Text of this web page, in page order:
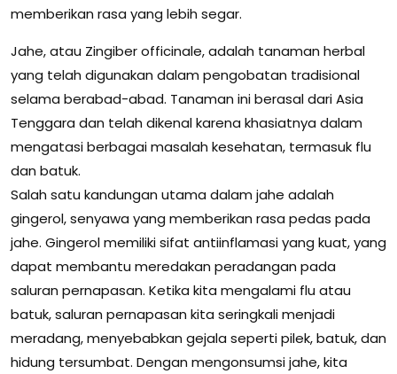
memberikan rasa yang lebih segar.
Jahe, atau Zingiber officinale, adalah tanaman herbal
yang telah digunakan dalam pengobatan tradisional
selama berabad-abad. Tanaman ini berasal dari Asia
Tenggara dan telah dikenal karena khasiatnya dalam
mengatasi berbagai masalah kesehatan, termasuk flu
dan batuk.
Salah satu kandungan utama dalam jahe adalah
gingerol, senyawa yang memberikan rasa pedas pada
jahe. Gingerol memiliki sifat antiinflamasi yang kuat, yang
dapat membantu meredakan peradangan pada
saluran pernapasan. Ketika kita mengalami flu atau
batuk, saluran pernapasan kita seringkali menjadi
meradang, menyebabkan gejala seperti pilek, batuk, dan
hidung tersumbat. Dengan mengonsumsi jahe, kita